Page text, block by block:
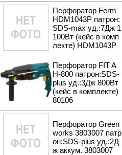
Перфоратор Ferm
HDM1043P патрон:
SDS-max уд.:7Дж 1
100Вт (кейс в комп
лекте) HDM1043P
Перфоратор FIT A
H-800 патрон:SDS-
plus уд.:3Дж 800Вт
(кейс в комплекте)
80106
Перфоратор Green
works 3803007 патр
он:SDS-plus уд.:2Д
ж аккум. 3803007